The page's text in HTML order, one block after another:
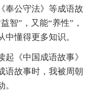
奉公守法》等成语故
智”，又能“养性”，
懂得更多知识。
《中国成语故事》
语故事时，我被周朝